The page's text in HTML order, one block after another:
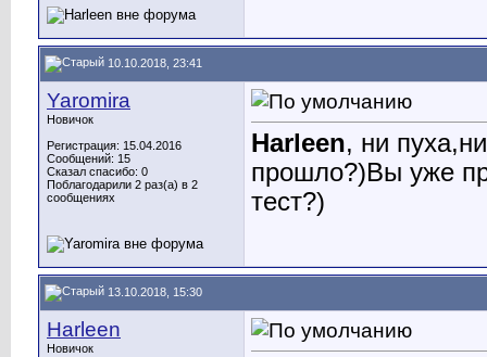
10.10.2018, 23:41
Yaromira
Новичок
Регистрация: 15.04.2016
Сообщений: 15
Сказал спасибо: 0
Поблагодарили 2 раз(а) в 2
сообщениях
Harleen, ни
прошло?)Вы уже
тест?)
13.10.2018, 15:30
Harleen
Новичок